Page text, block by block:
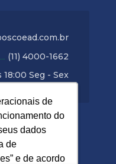
de
do
dados
de
e de acordo
de
do
dados
de
e de acordo
(11) 4000-1662
18:00 Seg - Sex